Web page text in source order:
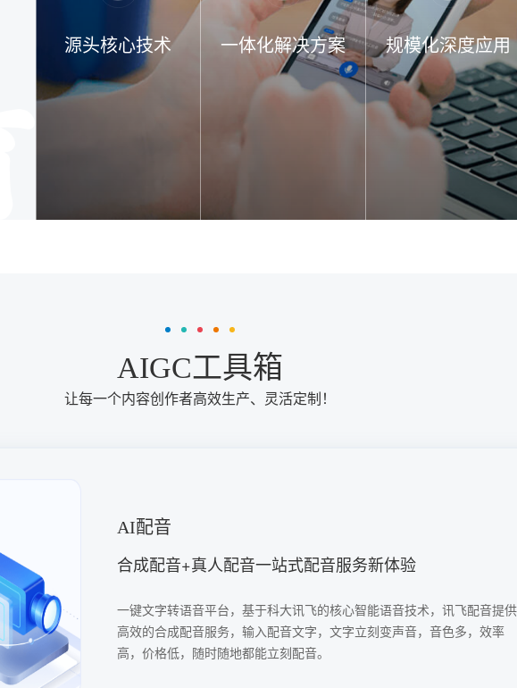
源头核心技术 一体化解决方案 规模化深度应用
AIGC工具箱
让每一个内容创作者高效生产、灵活定制！
推文转视频
AI音视频自动生成，实现公众号、视频号双端同步宣传
通过讯飞的推文转视频AI工具，用户可以轻松实现从推文到视频的转换，
并同步在公众号和视频号上进行宣传，极大地提高了内容创作的效率和覆
盖范围。